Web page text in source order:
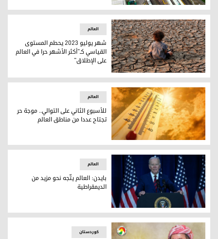
وكالة الأمن السيبراني الفرنسية: لا دليل على أن العطل
التغير المناخي يهدد العالم بالجفاف وتراجع المحاصيل © أ ف
العالم
شهر يوليو 2023 يحطم المستوى
القياسي كـ"أكثر الأشهر حرا في العالم
على الإطلاق"
للأسبوع الثاني على التوالي.. موجة حر تجتاح عددا من مناطق
العالم
للأسبوع الثاني على التوالي.. موجة حر
تجتاح عددا من مناطق العالم
الرئيس الأمريكي جو بايدن
العالم
بايدن: العالم يتّجه نحو مزيد من
الديمقراطية
کوردستان